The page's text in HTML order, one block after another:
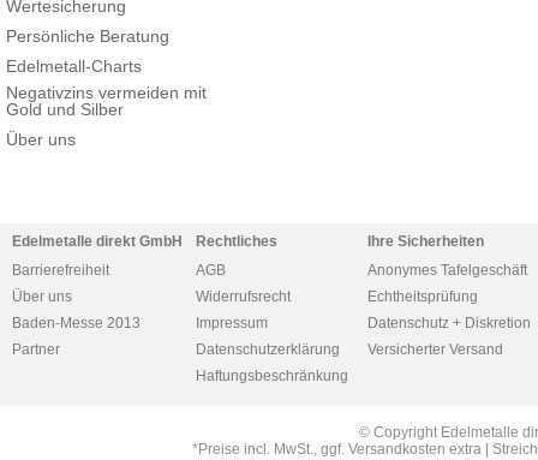
Wertesicherung
Persönliche Beratung
Edelmetall-Charts
Negativzins vermeiden mit
Gold und Silber
Über uns
Edelmetalle direkt GmbH
Barrierefreiheit
Über uns
Baden-Messe 2013
Partner
Rechtliches
AGB
Widerrufsrecht
Impressum
Datenschutzerklärung
Haftungsbeschränkung
Ihre Sicherheiten
Anonymes Tafelgeschäft
Echtheitsprüfung
Datenschutz + Diskretion
Versicherter Versand
© Copyright Edelmetalle
*Preise incl. MwSt., ggf. Versandkosten extra |